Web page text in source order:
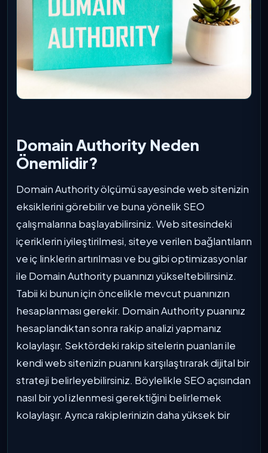
Domain Authority Neden
Önemlidir?
Domain Authority ölçümü sayesinde web sitenizin
eksiklerini görebilir ve buna yönelik SEO
çalışmalarına başlayabilirsiniz. Web sitesindeki
içeriklerin iyileştirilmesi, siteye verilen bağlantıların
ve iç linklerin artırılması ve bu gibi optimizasyonlar
ile Domain Authority puanınızı yükseltebilirsiniz.
Tabii ki bunun için öncelikle mevcut puanınızın
hesaplanması gerekir. Domain Authority puanınız
hesaplandıktan sonra rakip analizi yapmanız
kolaylaşır. Sektördeki rakip sitelerin puanları ile
kendi web sitenizin puanını karşılaştırarak dijital bir
strateji belirleyebilirsiniz. Böylelikle SEO açısından
nasıl bir yol izlenmesi gerektiğini belirlemek
kolaylaşır. Ayrıca rakiplerinizin daha yüksek bir